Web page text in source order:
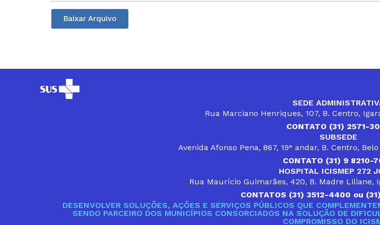
Baixar Arquivo
SEDE
Rua Marciano Henriques, 107, B. Centro,
CONTATO (31) 2571-
SUBSEDE
Avenida Afonso Pena, 867, 19° andar, B. Centro,
CONTATO (31) 9 8210-
HOSPITAL ICISMEP 272
Rua Maurício Guimarães, 420, B. Madre Liliane,
CONTATOS (31) 3512-4400 ou
DESENVOLVER SOLUÇÕES, AÇÕES E SERVIÇOS PÚBLICOS QUE
SENDO PARCEIRO DOS MUNICÍPIOS CONSORCIADOS NA SOLUÇÃO DE
COMPROMISSO DO